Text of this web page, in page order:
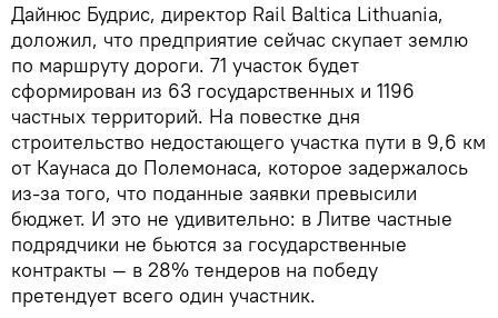
Дайнюс Будрис, директор Rail Baltica Lithuania,
доложил, что предприятие сейчас скупает землю
по маршруту дороги. 71 участок будет
сформирован из 63 государственных и 1196
частных территорий. На повестке дня
строительство недостающего участка пути в 9,6 км
от Каунаса до Полемонаса, которое задержалось
из-за того, что поданные заявки превысили
бюджет. И это не удивительно: в Литве частные
подрядчики не бьются за государственные
контракты — в 28% тендеров на победу
претендует всего один участник.